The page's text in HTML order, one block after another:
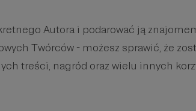
Autora i podarować ją
Twórców - możesz sprawić, że
treści, nagród oraz wielu innych